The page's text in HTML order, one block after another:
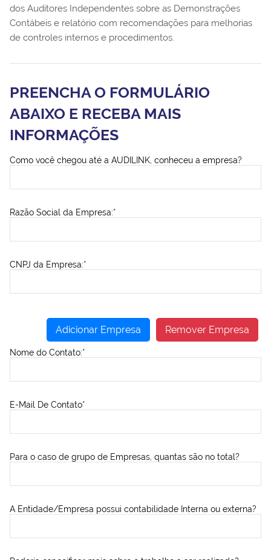
dos Auditores Independentes sobre as Demonstrações
Contábeis e relatório com recomendações para melhorias
de controles internos e procedimentos.
PREENCHA O FORMULÁRIO
ABAIXO E RECEBA MAIS
INFORMAÇÕES
Como você chegou até a AUDILINK, conheceu a empresa?
Razão Social da Empresa:*
CNPJ da Empresa:*
Adicionar Empresa Remover Empresa
Nome do Contato:*
E-Mail De Contato*
Para o caso de grupo de Empresas, quantas são no total?
A Entidade/Empresa possui contabilidade Interna ou externa?